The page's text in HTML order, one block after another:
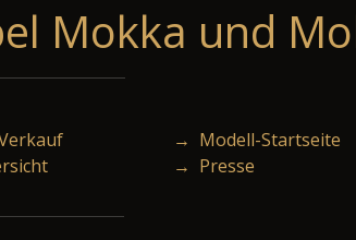
Mokka und
→ Modell-Startseite
→ Presse